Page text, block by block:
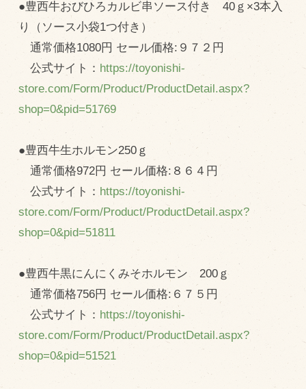
●豊西牛おびひろカルビ串ソース付き 40ｇ×3本入
り（ソース小袋1つ付き）
通常価格1080円 セール価格:９７２円
公式サイト： https://toyonishi-
store.com/Form/Product/ProductDetail.aspx?
shop=0&pid=51769
●豊西牛生ホルモン250ｇ
通常価格972円 セール価格:８６４円
公式サイト： https://toyonishi-
store.com/Form/Product/ProductDetail.aspx?
shop=0&pid=51811
●豊西牛黒にんにくみそホルモン 200ｇ
通常価格756円 セール価格:６７５円
公式サイト： https://toyonishi-
store.com/Form/Product/ProductDetail.aspx?
shop=0&pid=51521